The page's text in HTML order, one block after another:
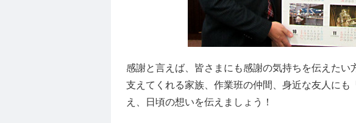
感謝と言えば、皆さまにも感謝の気持ちを伝えたい
支えてくれる家族、作業班の仲間、身近な友人に
え、日頃の想いを伝えましょう！